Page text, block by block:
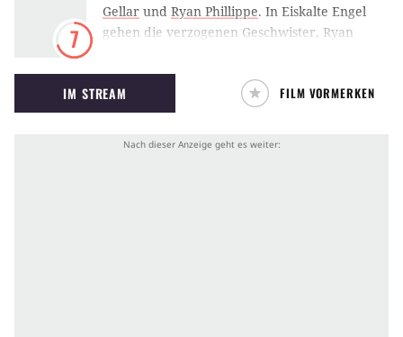
7
Gellar und Ryan Phillippe. In Eiskalte Engel
gehen die verzogenen Geschwister, Ryan
die unschuldige Reese Witherspoon ein, die
nicht ohne Konsequenzen bleiben soll…
IM STREAM FILM VORMERKEN